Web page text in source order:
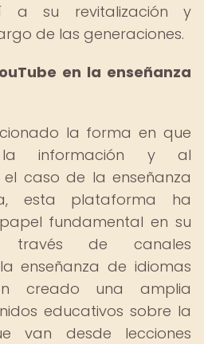
a su revitalización y
de las generaciones.
en la enseñanza
la forma en que
información y al
caso de la enseñanza
esta plataforma ha
fundamental en su
través de canales
enseñanza de idiomas
creado una amplia
educativos sobre la
van desde lecciones